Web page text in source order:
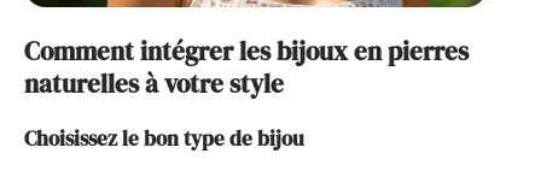
Comment intégrer les bijoux en pierres
naturelles à votre style
Choisissez le bon type de bijou